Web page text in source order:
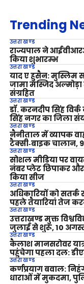
Trending
उत्तराखण्ड
राज्यपाल ने
किया शुभारम्भ
उत्तराखण्ड
याद ए हुसैन: मुस्लिम
जामा मस्जिद अल्मोड़ा
संग्रहित
उत्तराखण्ड
डॉ. करनदीप सिंह
सिंह नगर का जिला
उत्तराखण्ड
नैनीताल में व्यापक
टैक्सी‑बाइक चालान,
उत्तराखण्ड
सोशल मीडिया पर
नंबर प्लेट छिपाकर
किया सीज
उत्तराखण्ड
अधिकारियों को
पहले तैयारियां तेज
उत्तराखण्ड
उत्तराखण्ड मुक्त
जुलाई से शुरू, 10
उत्तराखण्ड
कैलाश मानसरोवर
पहुंचेगा पहला दल:
उत्तराखण्ड
कर्णप्रयाग बवाल:
धाराओं में मुकदमा,